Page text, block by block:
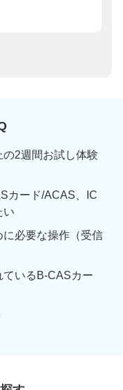
2週間お試し体験
カード/ACAS、IC
い
必要な操作（受信
いるB-CASカー